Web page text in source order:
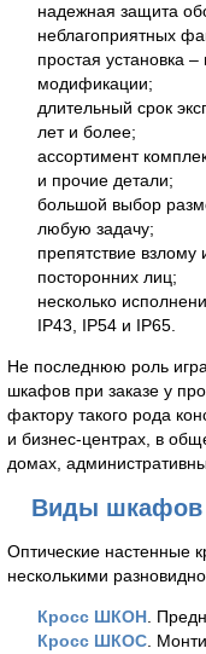
надежная защита
неблагоприятных
простая установка
модификации;
длительный срок
лет и более;
ассортимент
и прочие детали;
большой выбор
любую задачу;
препятствие
посторонних лиц;
несколько
IP43, IP54 и IP65.
Не последнюю роль
шкафов при заказе у
фактору такого рода
и бизнес-центрах, в
домах,
Виды шкафов
Оптические настенные
несколькими
Кросс ШКОН.
Кросс ШКОС.